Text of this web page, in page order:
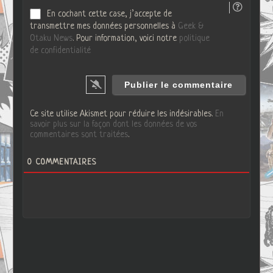
En cochant cette case, j’accepte de
transmettre mes données personnelles à Geek &
Otaku News. Pour information, voici notre politique
de confidentialité
Ce site utilise Akismet pour réduire les indésirables. En
savoir plus sur la façon dont les données de vos
commentaires sont traitées.
0 COMMENTAIRES